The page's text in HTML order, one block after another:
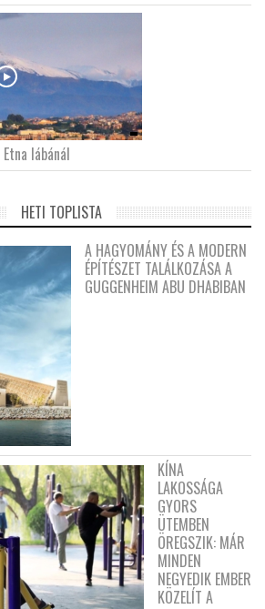
lábánál
HETI TOPLISTA
A HAGYOMÁNY ÉS A MODERN
ÉPÍTÉSZET TALÁLKOZÁSA A
GUGGENHEIM ABU DHABIBAN
KÍNA
LAKOSSÁGA
GYORS
ÜTEMBEN
ÖREGSZIK: MÁR
MINDEN
NEGYEDIK EMBER
KÖZELÍT A